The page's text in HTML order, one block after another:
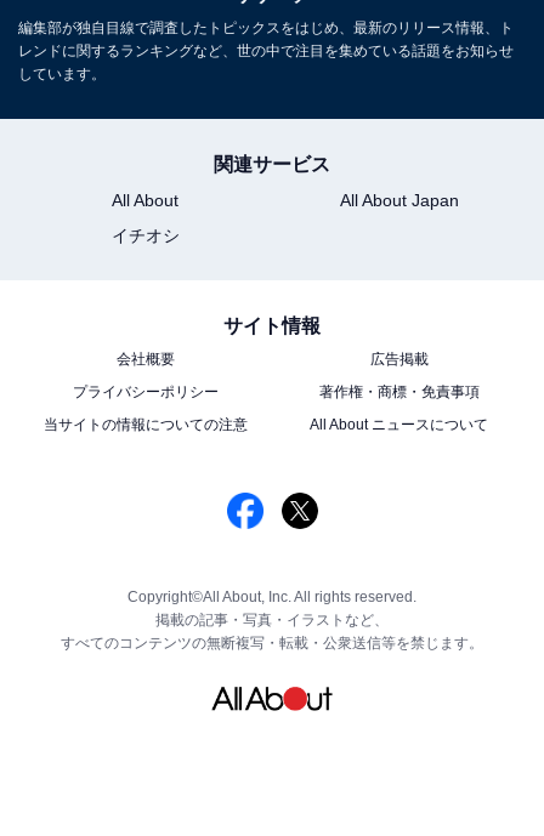
編集部が独自目線で調査したトピックスをはじめ、最新のリリース情報、ト
レンドに関するランキングなど、世の中で注目を集めている話題をお知らせ
しています。
関連サービス
All About
All About Japan
イチオシ
サイト情報
会社概要
広告掲載
プライバシーポリシー
著作権・商標・免責事項
当サイトの情報についての注意
All About ニュースについて
Copyright©All About, Inc. All rights reserved.
掲載の記事・写真・イラストなど、
すべてのコンテンツの無断複写・転載・公衆送信等を禁じます。